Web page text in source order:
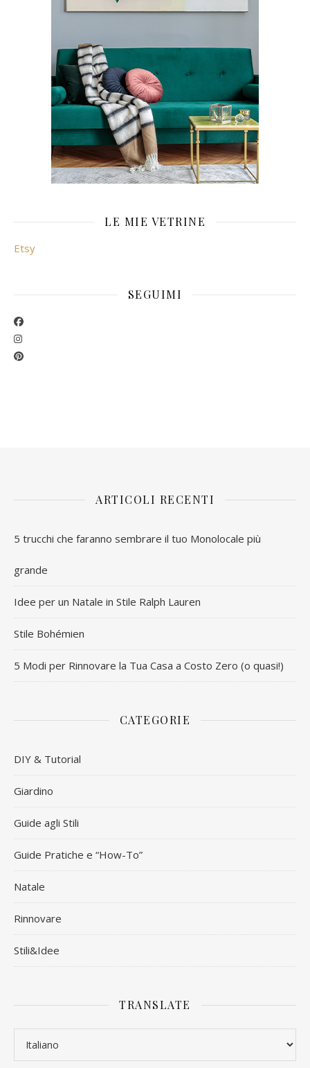
LE MIE VETRINE
Etsy
SEGUIMI
ARTICOLI RECENTI
5 trucchi che faranno sembrare il tuo Monolocale più
grande
Idee per un Natale in Stile Ralph Lauren
Stile Bohémien
5 Modi per Rinnovare la Tua Casa a Costo Zero (o quasi!)
CATEGORIE
DIY & Tutorial
Giardino
Guide agli Stili
Guide Pratiche e “How-To”
Natale
Rinnovare
Stili&Idee
TRANSLATE